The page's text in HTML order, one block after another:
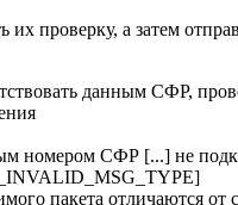
их проверку, а затем
данным СФР,
номером СФР [...] не
пакета отличаются от